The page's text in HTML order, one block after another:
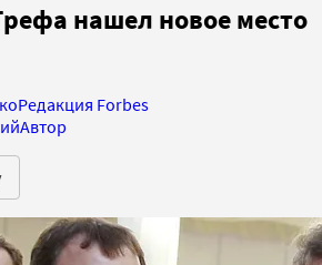
нашел новое место
Редакция Forbes
Автор